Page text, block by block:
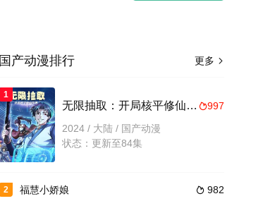
更多 
国产动漫排行
1
997
无限抽取：开局核平修仙世界动态漫画
2024 / 大陆 / 国产动漫
状态：更新至84集
2  982
福慧小娇娘